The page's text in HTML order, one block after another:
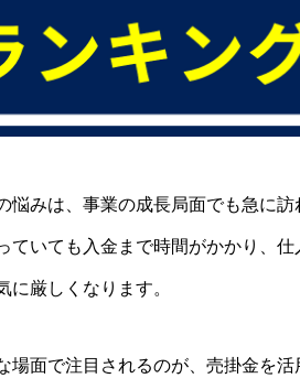
悩みは、事業の成長局面でも急に
ていても入金まで時間がかかり、
に厳しくなります。
場面で注目されるのが、売掛金を